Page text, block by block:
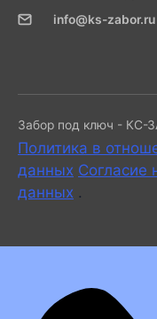
info@ks-zabor.ru
Забор под ключ - КС-
Политика в
данных Согласие
данных .